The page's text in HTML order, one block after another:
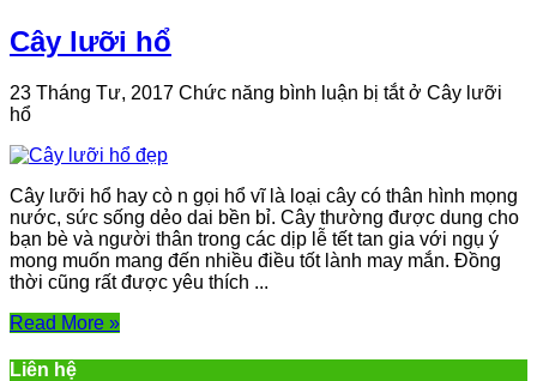
Cây lưỡi hổ
23 Tháng Tư, 2017 Chức năng bình luận bị tắtở Cây lưỡi
hổ
Cây lưỡi hổ hay cò n gọi hổ vĩ là loại cây có thân hình mọng
nước, sức sống dẻo dai bền bỉ. Cây thường được dung cho
bạn bè và người thân trong các dịp lễ tết tan gia với ngụ ý
mong muốn mang đến nhiều điều tốt lành may mắn. Đồng
thời cũng rất được yêu thích ...
Read More »
Liên hệ